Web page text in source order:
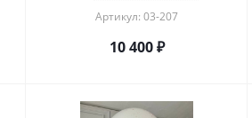
Артикул: 03-207
10 400₽